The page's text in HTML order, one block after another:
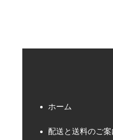
ホーム
配送と送料のご案